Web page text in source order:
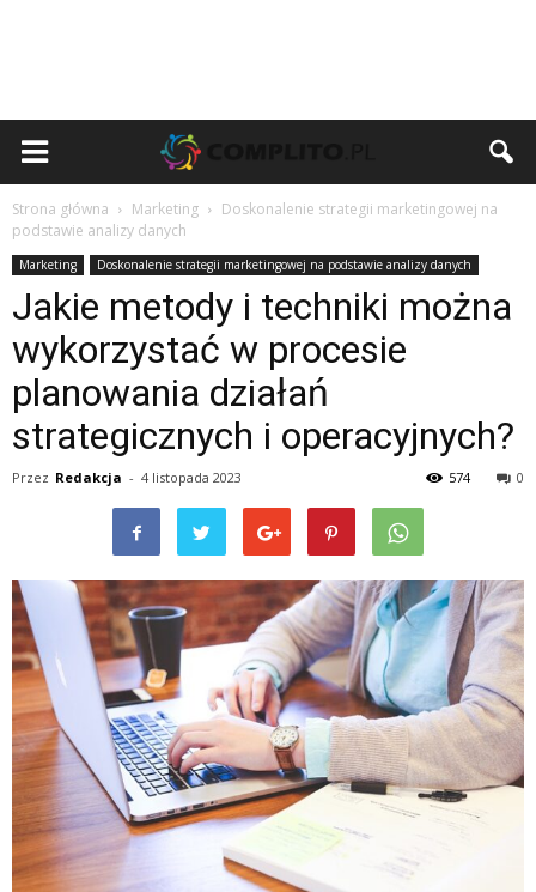
Strona główna Marketing
Doskonalenie strategii marketingowej na
podstawie analizy danych
Marketing Doskonalenie strategii marketingowej na podstawie analizy danych
Jakie metody i techniki można
wykorzystać w procesie
planowania działań
strategicznych i operacyjnych?
Przez Redakcja - 4 listopada 2023 0
574